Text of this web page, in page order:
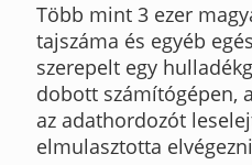
Több mint 3 ezer
tajszáma és egyéb
szerepelt egy
dobott számítógépen,
az adathordozót
elmulasztotta elvégezni